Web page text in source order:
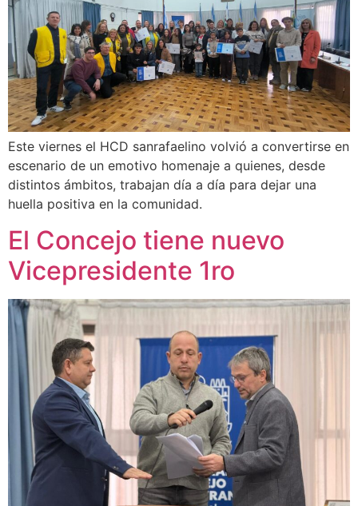
Este viernes el HCD sanrafaelino volvió a convertirse en
escenario de un emotivo homenaje a quienes, desde
distintos ámbitos, trabajan día a día para dejar una
huella positiva en la comunidad.
El Concejo tiene nuevo
Vicepresidente 1ro